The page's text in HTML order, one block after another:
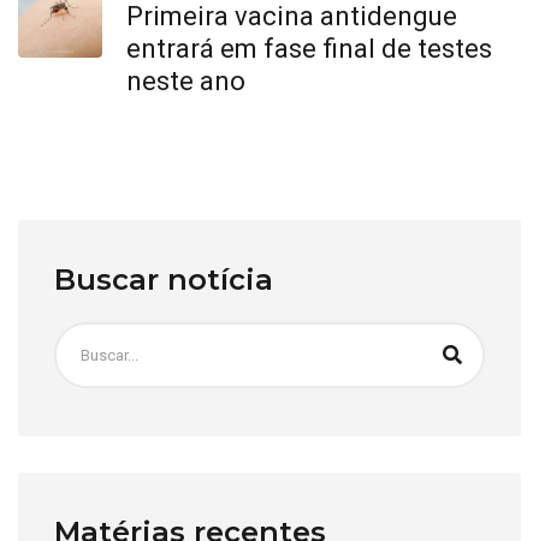
Primeira vacina antidengue
entrará em fase final de testes
neste ano
Buscar notícia
Matérias recentes